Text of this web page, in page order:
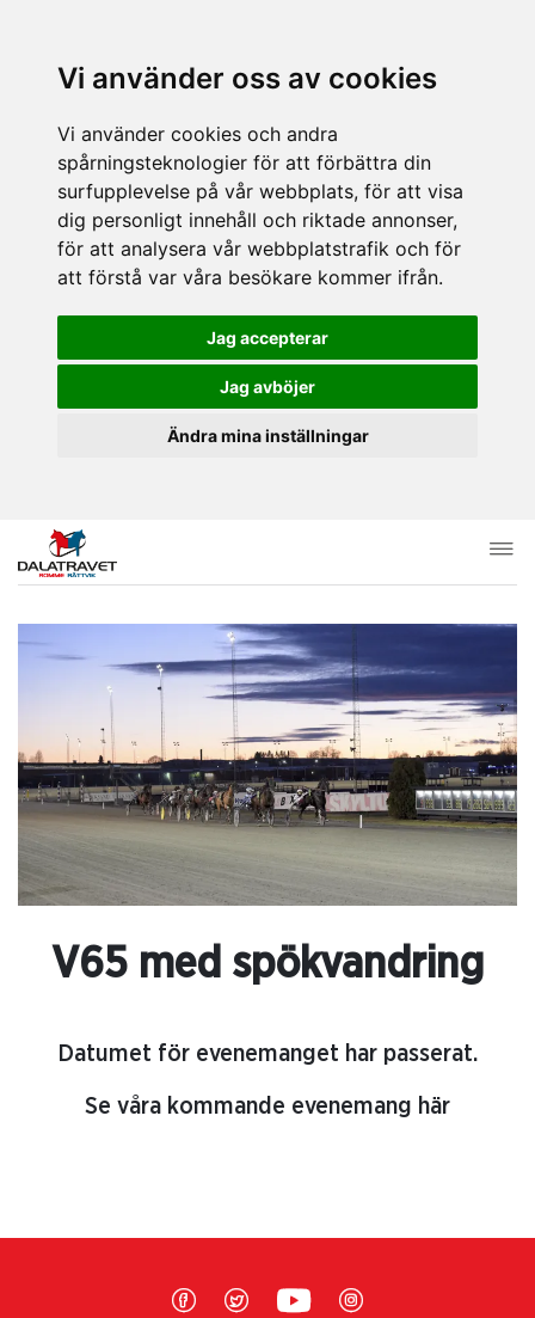
Vi använder oss av cookies
Vi använder cookies och andra
spårningsteknologier för att förbättra din
surfupplevelse på vår webbplats, för att visa
dig personligt innehåll och riktade annonser,
för att analysera vår webbplatstrafik och för
att förstå var våra besökare kommer ifrån.
Jag accepterar
Jag avböjer
Ändra mina inställningar
V65 med spökvandring
Datumet för evenemanget har passerat.
Se våra kommande evenemang här